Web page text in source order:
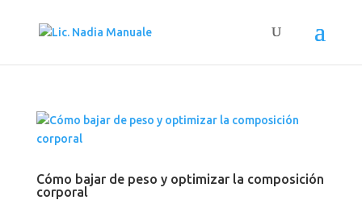
Cómo bajar de peso y optimizar la composición
corporal